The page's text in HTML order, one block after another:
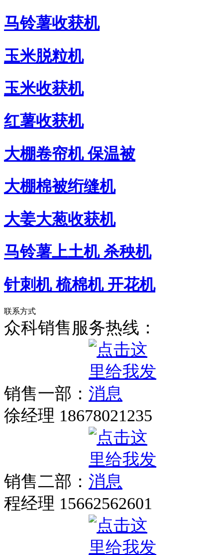
马铃薯收获机
玉米脱粒机
玉米收获机
红薯收获机
大棚卷帘机 保温被
大棚棉被绗缝机
大姜大葱收获机
马铃薯上土机 杀秧机
针刺机 梳棉机 开花机
联系方式
众科销售服务热线：
销售一部：
徐经理 18678021235
销售二部：
程经理 15662562601